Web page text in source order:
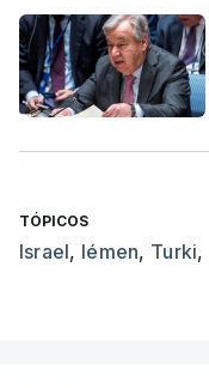
TÓPICOS
Israel, Iémen, Turki,